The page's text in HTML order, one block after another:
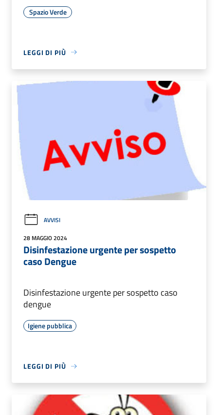
Spazio Verde
LEGGI DI PIÙ
AVVISI
28 MAGGIO 2024
Disinfestazione urgente per sospetto
caso Dengue
Disinfestazione urgente per sospetto caso
dengue
Igiene pubblica
LEGGI DI PIÙ